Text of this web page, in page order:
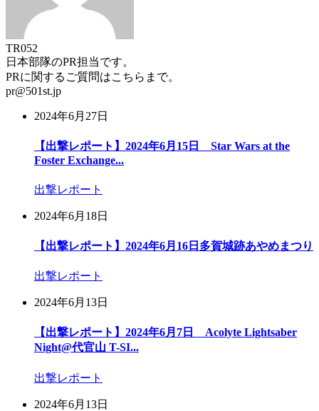
TR052
日本部隊のPR担当です。
PRに関するご質問はこちらまで。
pr@501st.jp
2024年6月27日
【出撃レポート】2024年6月15日 Star Wars at the
Foster Exchange...
出撃レポート
2024年6月18日
【出撃レポート】2024年6月16日多賀城跡あやめまつり
出撃レポート
2024年6月13日
【出撃レポート】2024年6月7日 Acolyte Lightsaber
Night@代官山 T-SI...
出撃レポート
2024年6月13日